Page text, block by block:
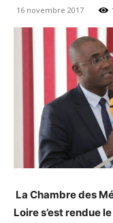
16 novembre 2017
La Chambre des
Loire s’est rendue